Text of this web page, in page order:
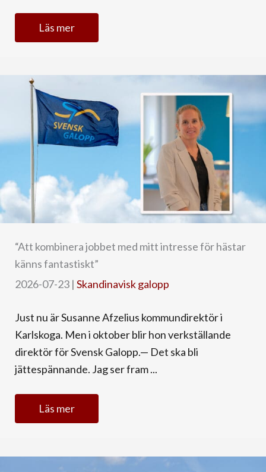
Läs mer
“Att kombinera jobbet med mitt intresse för hästar
känns fantastiskt”
2026-07-23 | Skandinavisk galopp
Just nu är Susanne Afzelius kommundirektör i
Karlskoga. Men i oktober blir hon verkställande
direktör för Svensk Galopp.— Det ska bli
jättespännande. Jag ser fram ...
Läs mer